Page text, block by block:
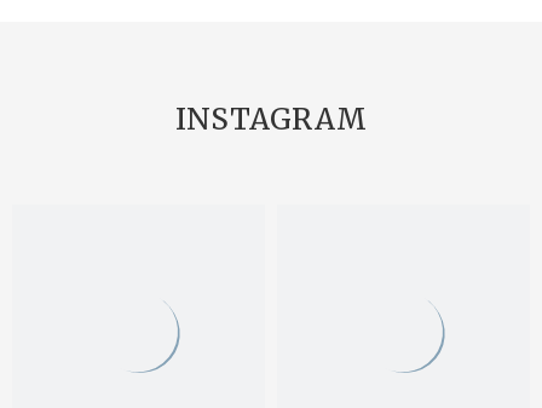
INSTAGRAM